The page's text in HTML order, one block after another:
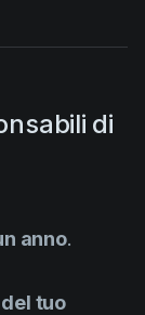
di
anno.
tuo